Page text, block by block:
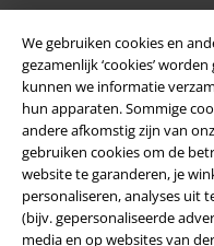
We gebruiken cookies en
gezamenlijk ‘cookies’
kunnen we informatie
hun apparaten. Sommige
andere afkomstig zijn van
gebruiken cookies om de
website te garanderen, je
personaliseren, analyses uit
(bijv. gepersonaliseerde
media en op websites van
Legal
Algemene Voorwaarden